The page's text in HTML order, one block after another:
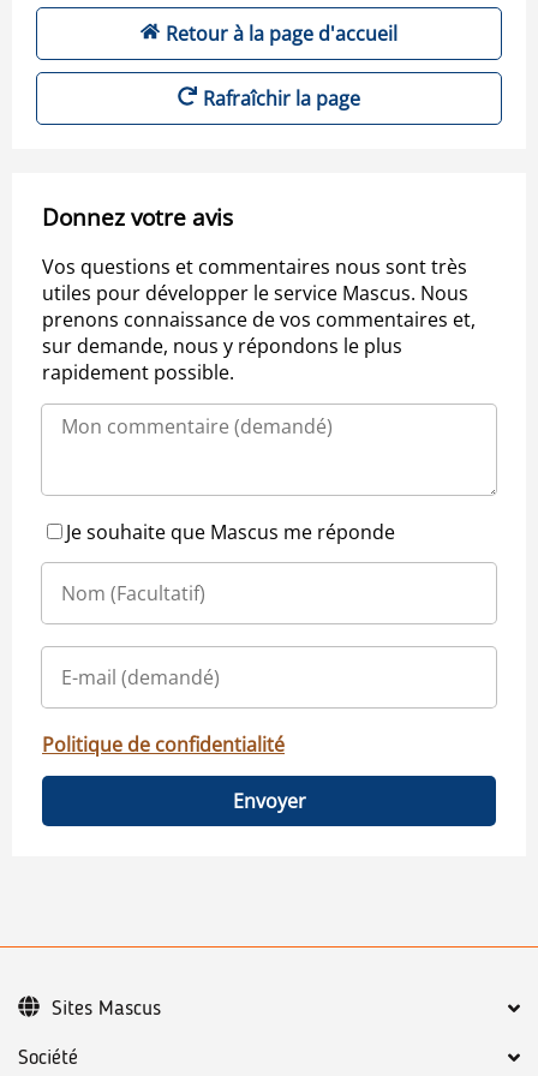
Retour à la page d'accueil
Rafraîchir la page
Donnez votre avis
Vos questions et commentaires nous sont très
utiles pour développer le service Mascus. Nous
prenons connaissance de vos commentaires et,
sur demande, nous y répondons le plus
rapidement possible.
Je souhaite que Mascus me réponde
Politique de confidentialité
Envoyer
Société
Sites Mascus